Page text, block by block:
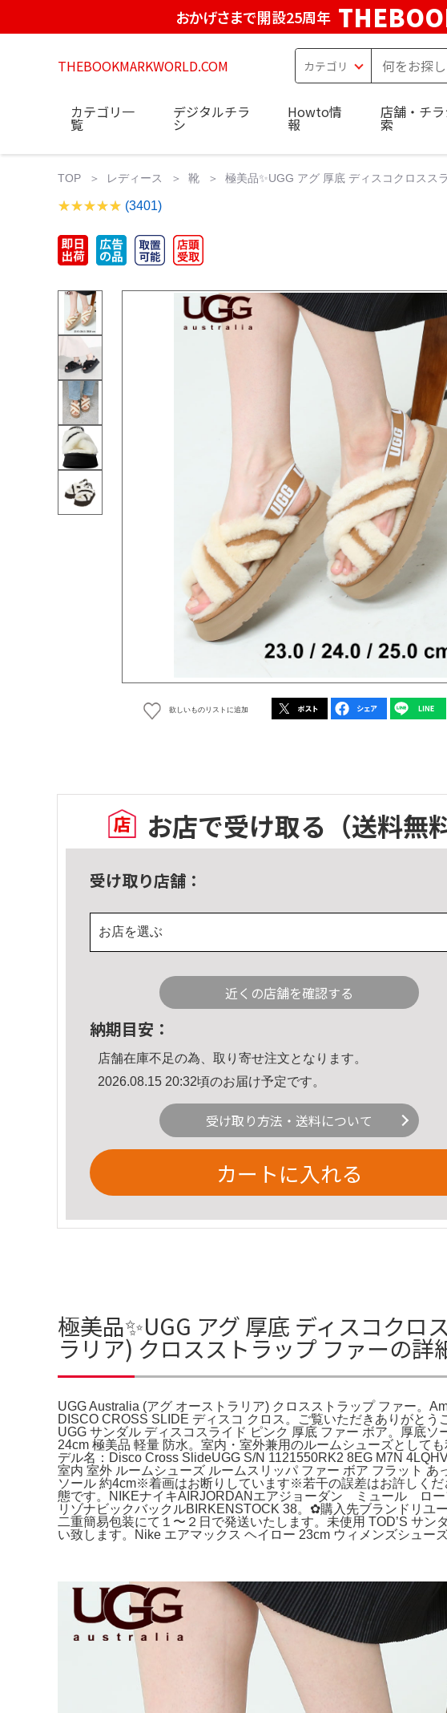
おかげさまで開設25周年
THEBOOKMARKWORLD.COM
カテゴリ一
覧
デジタルチラ
シ
Howto情
報
店舗・チ
索
TOP レディース 靴 極美品✨️UGG アグ 厚底 ディスコクロスス
(3401)
欲しいものリストに追加
お店で受け取る （送料無
受け取り店舗：
お店を選ぶ
近くの店舗を確認する
納期目安：
店舗在庫不足の為、取り寄せ注文となります。
2026.08.15 20:32頃のお届け予定です。
受け取り方法・送料について
カートに入れる
極美品✨️UGG アグ 厚底 ディスコク
ラリア) クロスストラップ ファーの詳
UGG Australia (アグ オーストラリア) クロスストラップ ファー。
DISCO CROSS SLIDE ディスコ クロス。ご覧いただきありがと
UGG サンダル ディスコスライド ピンク 厚底 ファー ボア。厚底
24cm 極美品 軽量 防水。室内・室外兼用のルームシューズとして
デル名：Disco Cross SlideUGG S/N 1121550RK2 8EG M7N
室内 室外 ルームシューズ ルームスリッパ ファー ボア フラット
ソール 約4cm※着画はお断りしています※若干の誤差はお許しく
態です。NIKEナイキAIRJORDANエアジョーダン ミュール ロー
リゾナビックバックルBIRKENSTOCK 38。✿購入先ブランドリユ
二重簡易包装にて１〜２日で発送いたします。未使用 TOD’S サ
い致します。Nike エアマックス ヘイロー 23cm ウィメンズシュー